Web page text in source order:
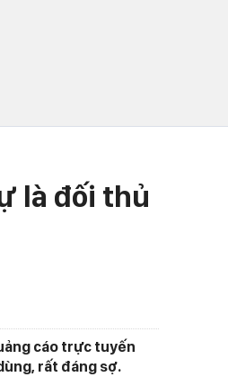
là đối thủ
cáo trực tuyến
rất đáng sợ.